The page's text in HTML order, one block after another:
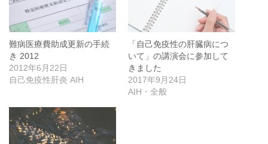
難病医療費助成更新の手続
き 2012
2012年6月22日
自己免疫性肝炎 AIH
「自己免疫性の肝臓病につ
いて」の講演会に参加して
きました
2017年9月24日
AIH・全般